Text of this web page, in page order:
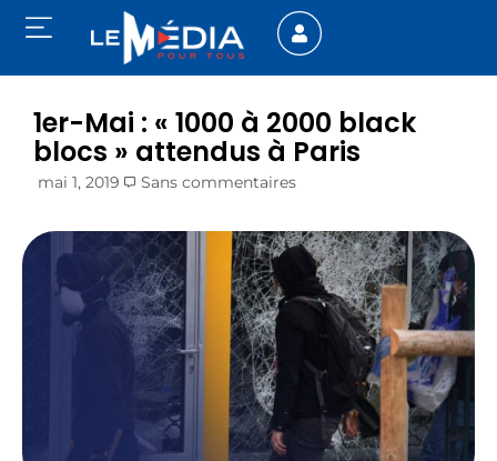
1er-Mai : « 1000 à 2000 black
blocs » attendus à Paris
mai 1, 2019 Sans commentaires